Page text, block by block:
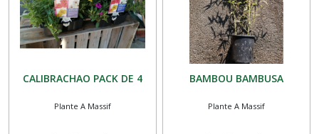
CALIBRACHAO PACK DE 4
Plante A Massif
BAMBOU BAMBUSA
Plante A Massif